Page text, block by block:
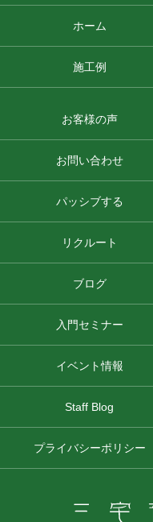
ホーム
施工例
お客様の声
お問い合わせ
パッシブする
リクルート
ブログ
入門セミナー
イベント情報
Staff Blog
プライバシーポリシー